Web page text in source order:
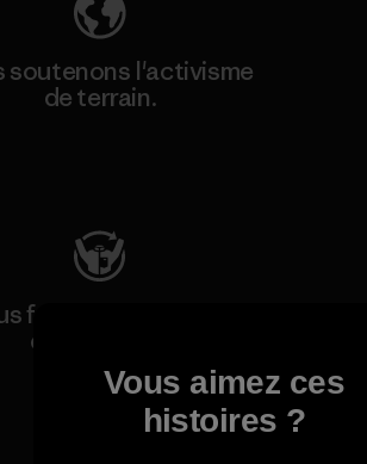
soutenons l'activisme
de terrain.
faisons durer votre
équipement.
Consulter Worn Wear
Vous aimez ces
histoires ?